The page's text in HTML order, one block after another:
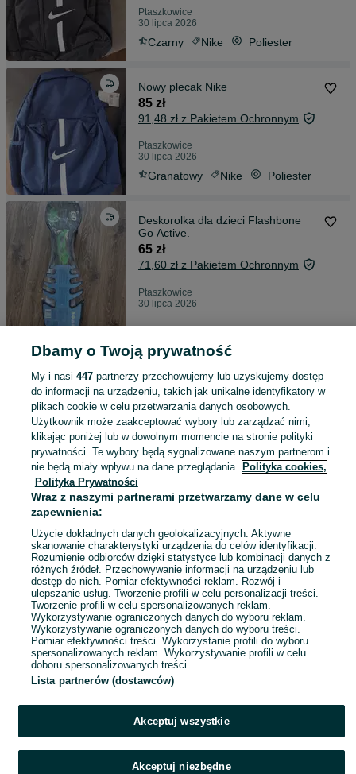
Ptaszkowice
30 lipca 2026
Czarny Nike Poliester
Nowy plecak Nike
85 zł
91,48 zł z Pakietem Ochronnym
Ptaszkowice
30 lipca 2026
Granatowy Nike Poliester
Deskorolka dla dzieci Flashbone
Go Active.
65 zł
71,60 zł z Pakietem Ochronnym
Ptaszkowice
30 lipca 2026
Lampa nocna.Czarna
35,20 zł z Pakietem Ochronnym
Ptaszkowice
28 lipca 2026
core i7
265,49 zł z Pakietem Ochronnym
Ptaszkowice
24 lipca 2026
1 2 3
Dbamy o Twoją prywatność
My i nasi 447partnerzy przechowujemy lub uzyskujemy dostęp
do informacji na urządzeniu, takich jak unikalne identyfikatory w
plikach cookie w celu przetwarzania danych osobowych.
Użytkownik może zaakceptować wybory lub zarządzać nimi,
klikając poniżej lub w dowolnym momencie na stronie polityki
prywatności. Te wybory będą sygnalizowane naszym partnerom i
nie będą miały wpływu na dane przeglądania. Polityka cookies,
Polityka Prywatności
Wraz z naszymi partnerami przetwarzamy dane w celu
zapewnienia:
Użycie dokładnych danych geolokalizacyjnych. Aktywne
skanowanie charakterystyki urządzenia do celów identyfikacji.
Rozumienie odbiorców dzięki statystyce lub kombinacji danych z
różnych źródeł. Przechowywanie informacji na urządzeniu lub
dostęp do nich. Pomiar efektywności reklam. Rozwój i
ulepszanie usług. Tworzenie profili w celu personalizacji treści.
Tworzenie profili w celu spersonalizowanych reklam.
Wykorzystywanie ograniczonych danych do wyboru reklam.
Wykorzystywanie ograniczonych danych do wyboru treści.
Pomiar efektywności treści. Wykorzystanie profili do wyboru
spersonalizowanych reklam. Wykorzystywanie profili w celu
doboru spersonalizowanych treści.
Lista partnerów (dostawców)
Akceptuj wszystkie
Akceptuj niezbędne